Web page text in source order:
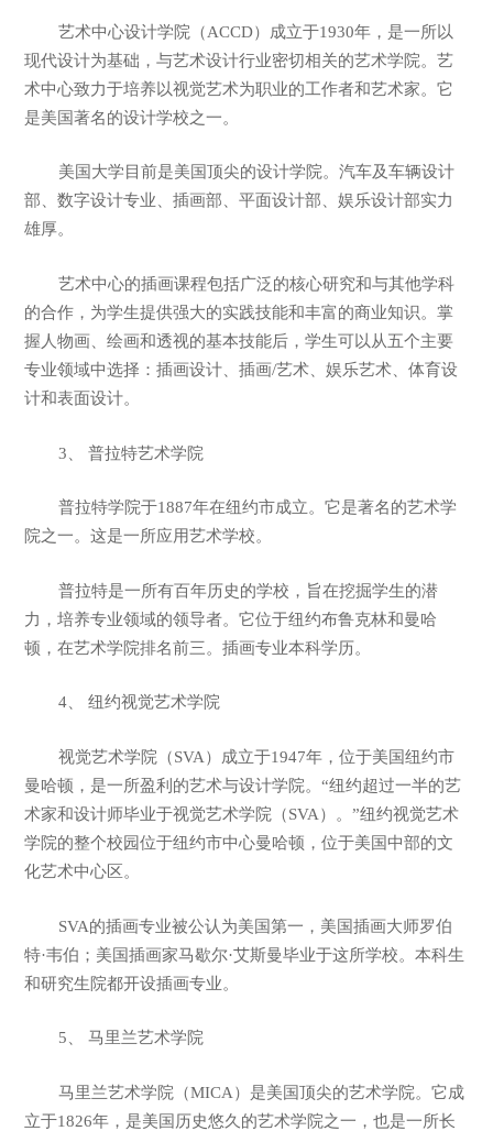
艺术中心设计学院（ACCD）成立于1930年，是一所以
现代设计为基础，与艺术设计行业密切相关的艺术学院。艺
术中心致力于培养以视觉艺术为职业的工作者和艺术家。它
是美国著名的设计学校之一。
美国大学目前是美国顶尖的设计学院。汽车及车辆设计
部、数字设计专业、插画部、平面设计部、娱乐设计部实力
雄厚。
艺术中心的插画课程包括广泛的核心研究和与其他学科
的合作，为学生提供强大的实践技能和丰富的商业知识。掌
握人物画、绘画和透视的基本技能后，学生可以从五个主要
专业领域中选择：插画设计、插画/艺术、娱乐艺术、体育设
计和表面设计。
3、 普拉特艺术学院
普拉特学院于1887年在纽约市成立。它是著名的艺术学
院之一。这是一所应用艺术学校。
普拉特是一所有百年历史的学校，旨在挖掘学生的潜
力，培养专业领域的领导者。它位于纽约布鲁克林和曼哈
顿，在艺术学院排名前三。插画专业本科学历。
4、 纽约视觉艺术学院
视觉艺术学院（SVA）成立于1947年，位于美国纽约市
曼哈顿，是一所盈利的艺术与设计学院。“纽约超过一半的艺
术家和设计师毕业于视觉艺术学院（SVA）。”纽约视觉艺术
学院的整个校园位于纽约市中心曼哈顿，位于美国中部的文
化艺术中心区。
SVA的插画专业被公认为美国第一，美国插画大师罗伯
特·韦伯；美国插画家马歇尔·艾斯曼毕业于这所学校。本科生
和研究生院都开设插画专业。
5、 马里兰艺术学院
马里兰艺术学院（MICA）是美国顶尖的艺术学院。它成
立于1826年，是美国历史悠久的艺术学院之一，也是一所长